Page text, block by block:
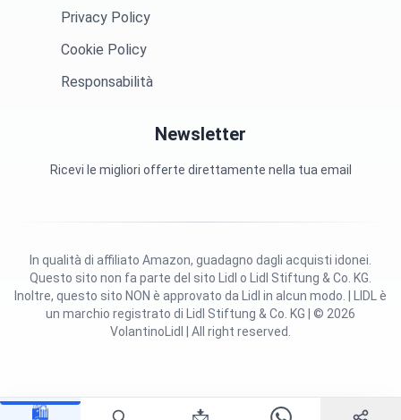
🛍️
Privacy Policy
Cookie Policy
Responsabilità
Newsletter
Ricevi le migliori offerte direttamente nella tua email
Questo sito non fa parte del sito Lidl o Lidl Stiftung & Co. KG.
Inoltre, questo sito NON è approvato da Lidl in alcun modo. | LIDL è
un marchio registrato di Lidl Stiftung & Co. KG | © 2026
VolantinoLidl | All right reserved.
In qualità di affiliato Amazon, guadagno dagli acquisti idonei.